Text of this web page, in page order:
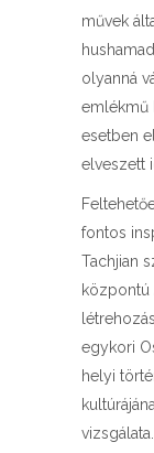
művek
olyanná
emlékmű
esetben
elveszett
fontos
Tachjian
központú
egykori
helyi